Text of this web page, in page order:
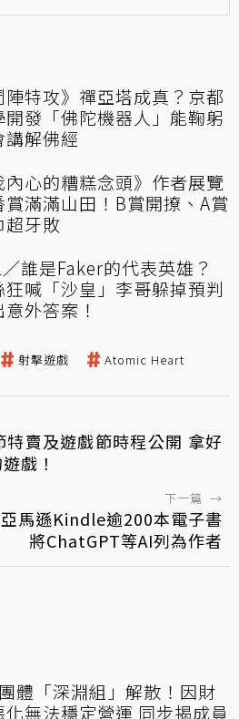
陣特攻》禪亞塔成真？京都
開發「佛陀機器人」能鞠躬
講解佛經
內心的糟糕念頭》作者展覽
賞滿滿山田！B賞開撩、A賞
超牙敗
誰是Faker的代表英雄？
狂喊「沙皇」李哥躲掉預判
外答案！
射擊遊戲 Atomic Heart
賣及遊戲節時程公開 拿好
戲！
下一篇 →
馬遜Kindle逾200本電子書
將ChatGPT等AI列為作者
體「深淵組」解散！因財
化無法穩定營運 同步揭成員